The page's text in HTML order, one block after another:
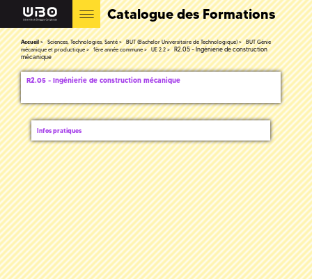
Catalogue des Formations
Accueil Sciences, Technologies, Santé BUT (Bachelor Universitaire de Technologique)
BUT Génie
mécanique et productique
1ère année commune UE 2.2
R2.05 - Ingénierie de construction
mécanique
R2.05 - Ingénierie de construction mécanique
Infos pratiques